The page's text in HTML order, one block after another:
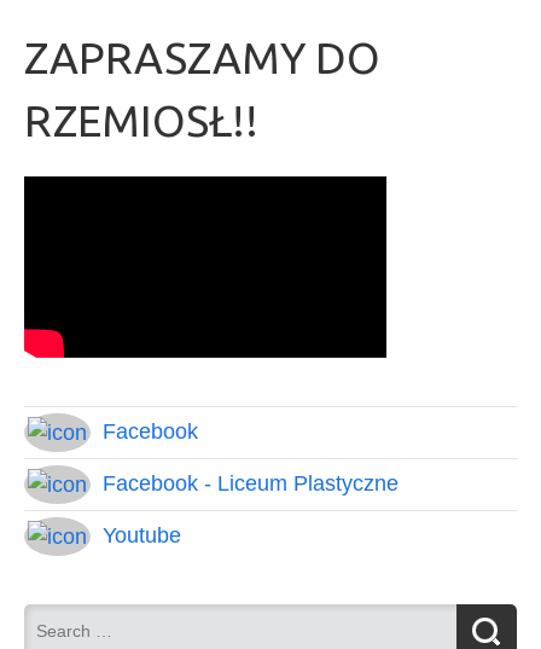
ZAPRASZAMY DO
RZEMIOSŁ!!
Facebook
Facebook - Liceum Plastyczne
Youtube